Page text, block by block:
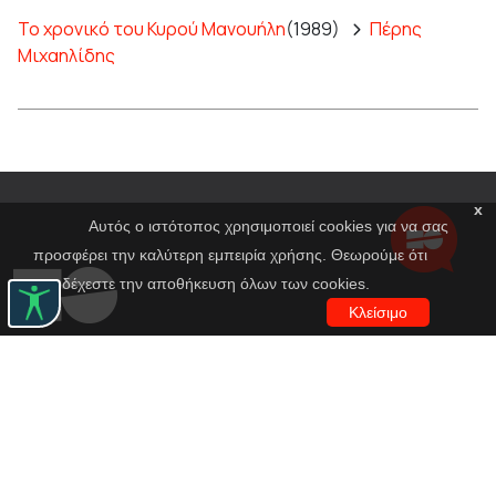
Το χρονικό του Κυρού Μανουήλη(1989)
Πέρης
Μιχαηλίδης
x
Αυτός ο ιστότοπος χρησιμοποιεί cookies για να σας
προσφέρει την καλύτερη εμπειρία χρήσης. Θεωρούμε ότι
αποδέχεστε την αποθήκευση όλων των cookies.
Κλείσιμο